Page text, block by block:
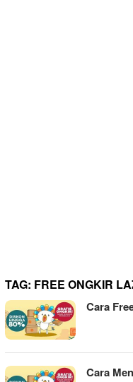
TAG: FREE ONGKIR
Cara
Cara